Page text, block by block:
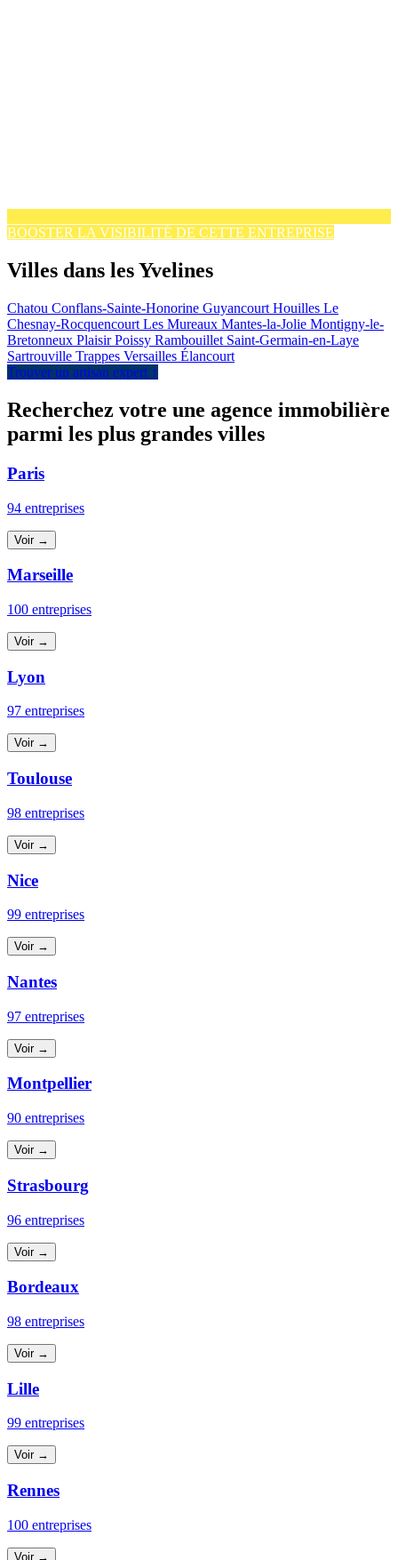
BOOSTER LA VISIBILITÉ DE CETTE ENTREPRISE
Villes dans les Yvelines
Chatou Conflans-Sainte-Honorine Guyancourt Houilles Le
Chesnay-Rocquencourt Les Mureaux Mantes-la-Jolie Montigny-le-
Bretonneux PlaisirPoissy Rambouillet Saint-Germain-en-Laye
Sartrouville Trappes Versailles Élancourt
Trouver un artisan expert ↑
Recherchez votre une agence immobilière
parmi les plus grandes villes
Paris
94 entreprises
Voir →
Marseille
100 entreprises
Voir →
Lyon
97 entreprises
Voir →
Toulouse
98 entreprises
Voir →
Nice
99 entreprises
Voir →
Nantes
97 entreprises
Voir →
Montpellier
90 entreprises
Voir →
Strasbourg
96 entreprises
Voir →
Bordeaux
98 entreprises
Voir →
Lille
99 entreprises
Voir →
Rennes
100 entreprises
Voir →